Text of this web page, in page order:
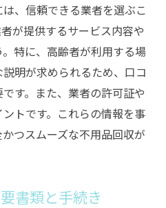
、信頼できる業者を選ぶこ
が提供するサービス内容や
特に、高齢者が利用する場
明が求められるため、口コ
す。また、業者の許可証や
トです。これらの情報を事
つスムーズな不用品回収が
書類と手続き